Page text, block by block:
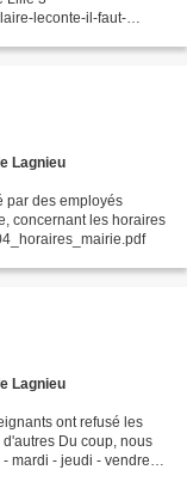
leconte-il-faut-
Lagnieu
par des employés
concernant les horaires
Lagnieu
ont refusé les
Du coup, nous
mardi - jeudi - vendredi